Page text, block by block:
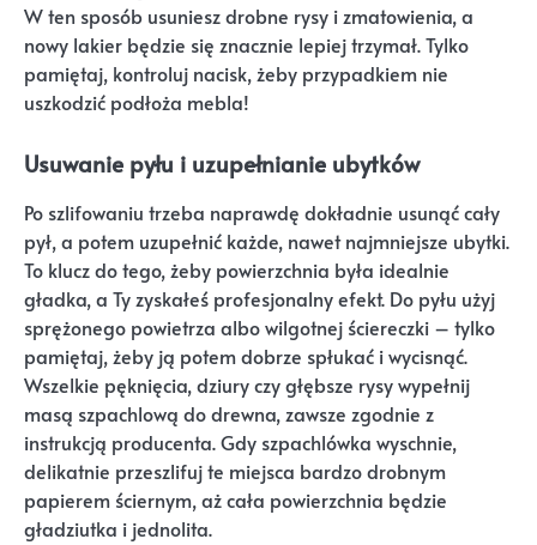
W ten sposób usuniesz drobne rysy i zmatowienia, a
nowy lakier będzie się znacznie lepiej trzymał. Tylko
pamiętaj, kontroluj nacisk, żeby przypadkiem nie
uszkodzić podłoża mebla!
Usuwanie pyłu i uzupełnianie ubytków
Po szlifowaniu trzeba naprawdę dokładnie usunąć cały
pył, a potem uzupełnić każde, nawet najmniejsze ubytki.
To klucz do tego, żeby powierzchnia była idealnie
gładka, a Ty zyskałeś profesjonalny efekt. Do pyłu użyj
sprężonego powietrza albo wilgotnej ściereczki – tylko
pamiętaj, żeby ją potem dobrze spłukać i wycisnąć.
Wszelkie pęknięcia, dziury czy głębsze rysy wypełnij
masą szpachlową do drewna, zawsze zgodnie z
instrukcją producenta. Gdy szpachlówka wyschnie,
delikatnie przeszlifuj te miejsca bardzo drobnym
papierem ściernym, aż cała powierzchnia będzie
gładziutka i jednolita.